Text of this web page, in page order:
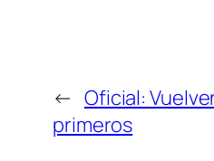
← Oficial:
primeros